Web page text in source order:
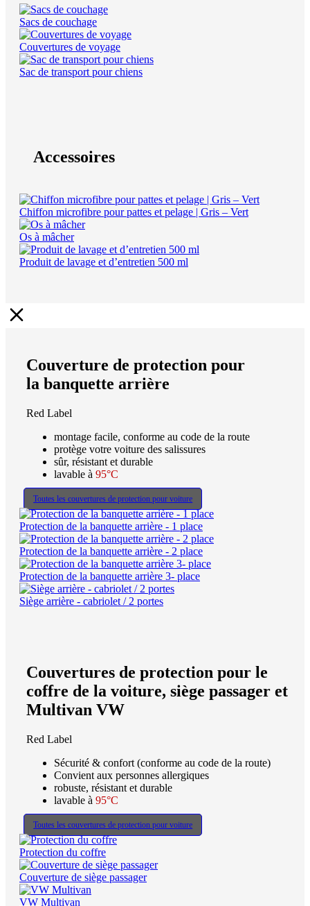
Sacs de couchage
Couvertures de voyage
Sac de transport pour chiens
Accessoires
Chiffon microfibre pour pattes et pelage | Gris – Vert
Os à mâcher
Produit de lavage et d’entretien 500 ml
Couverture de protection pour
la banquette arrière
Red Label
montage facile, conforme au code de la route
protège votre voiture des salissures
sûr, résistant et durable
lavable à 95°C
Toutes les couvertures de protection pour voiture
Protection de la banquette arrière - 1 place
Protection de la banquette arrière - 2 place
Protection de la banquette arrière 3- place
Siège arrière - cabriolet / 2 portes
Couvertures de protection pour le
coffre de la voiture, siège passager et
Multivan VW
Red Label
Sécurité & confort (conforme au code de la route)
Convient aux personnes allergiques
robuste, résistant et durable
lavable à 95°C
Toutes les couvertures de protection pour voiture
Protection du coffre
Couverture de siège passager
VW Multivan